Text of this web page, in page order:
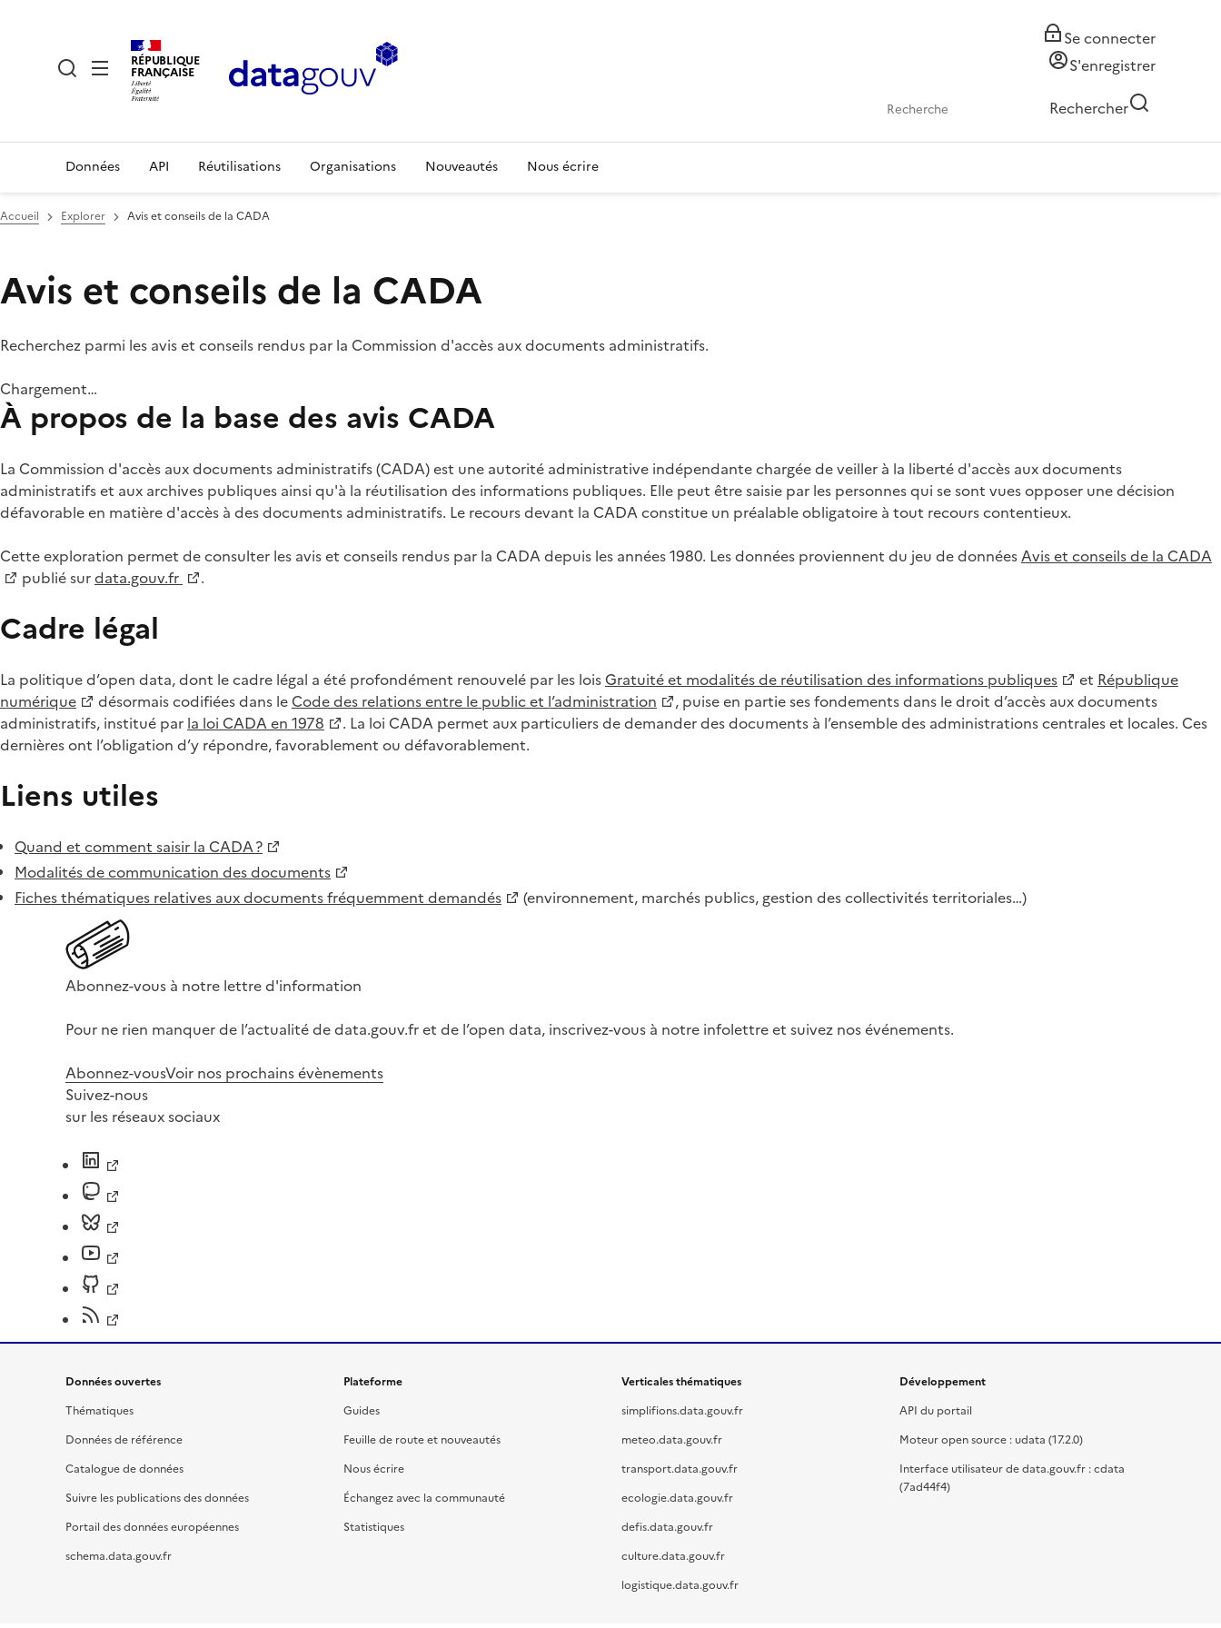
RÉPUBLIQUE
FRANÇAISE
Se connecter
S'enregistrer
Rechercher
Données API Réutilisations Organisations Nouveautés Nous écrire
Accueil Explorer Avis et conseils de la CADA
Avis et conseils de la CADA
Recherchez parmi les avis et conseils rendus par la Commission d'accès aux documents administratifs.
Chargement…
À propos de la base des avis CADA
La Commission d'accès aux documents administratifs (CADA) est une autorité administrative indépendante chargée de veiller à la liberté d'accès aux documents
administratifs et aux archives publiques ainsi qu'à la réutilisation des informations publiques. Elle peut être saisie par les personnes qui se sont vues opposer une décision
défavorable en matière d'accès à des documents administratifs. Le recours devant la CADA constitue un préalable obligatoire à tout recours contentieux.
Cette exploration permet de consulter les avis et conseils rendus par la CADA depuis les années 1980. Les données proviennent du jeu de donnéesAvis et conseils de la CADA
publié surdata.gouv.fr .
Cadre légal
La politique d’open data, dont le cadre légal a été profondément renouvelé par les loisGratuité et modalités de réutilisation des informations publiques et République
numérique
désormais codifiées dans le Code des relations entre le public et l’administration
, puise en partie ses fondements dans le droit d’accès aux documents
administratifs, institué par la loi CADA en 1978
. La loi CADA permet aux particuliers de demander des documents à l’ensemble des administrations centrales et locales. Ces
dernières ont l’obligation d’y répondre, favorablement ou défavorablement.
Liens utiles
Quand et comment saisir la CADA ?
Modalités de communication des documents
Fiches thématiques relatives aux documents fréquemment demandés
(environnement, marchés publics, gestion des collectivités territoriales…)
Abonnez-vous à notre lettre d'information
Pour ne rien manquer de l’actualité de data.gouv.fr et de l’open data, inscrivez-vous à notre infolettre et suivez nos événements.
Abonnez-vousVoir nos prochains évènements
Suivez-nous
sur les réseaux sociaux
Données ouvertes
Thématiques
Données de référence
Catalogue de données
Suivre les publications des données
Portail des données européennes
schema.data.gouv.fr
Plateforme
Guides
Feuille de route et nouveautés
Nous écrire
Échangez avec la communauté
Statistiques
Verticales thématiques
simplifions.data.gouv.fr
meteo.data.gouv.fr
transport.data.gouv.fr
ecologie.data.gouv.fr
defis.data.gouv.fr
culture.data.gouv.fr
logistique.data.gouv.fr
Développement
API du portail
Moteur open source : udata (17.2.0)
Interface utilisateur de data.gouv.fr : cdata
(7ad44f4)